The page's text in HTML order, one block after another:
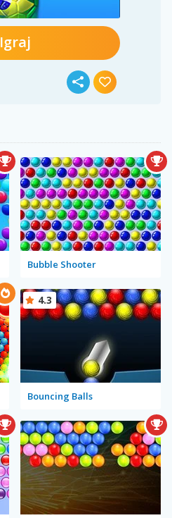
Igraj
Bubble Shooter
Bouncing Balls
4.3